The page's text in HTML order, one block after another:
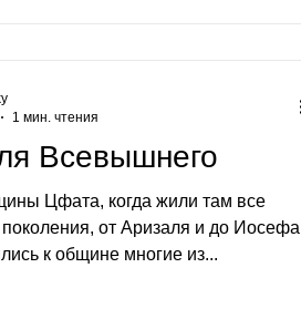
Всевышнего
Цфата, когда жили там все
от Аризаля и до Иосефа
к общине многие из...
1 мин. чтения